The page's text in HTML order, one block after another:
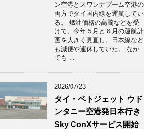
ン空港とスワンナプーム空港の
両方でタイ国内線を運航してい
る。 燃油価格の高騰などを受
けて、今年５月と６月の運航計
画を大きく見直し、日本線など
も減便や運休していた。 なか
でも ...
2026/07/23
タイ・ベトジェット ウド
ンタニー空港発日本行き
Sky ConXサービス開始